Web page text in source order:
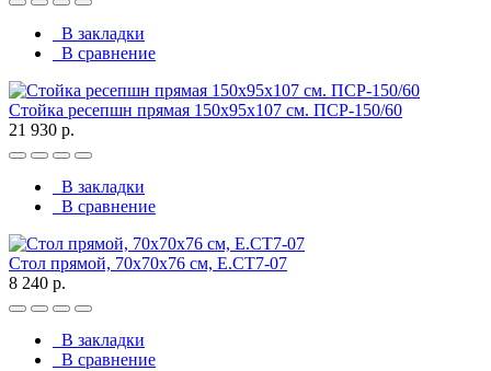
В закладки
В сравнение
Стойка ресепшн прямая 150х95х107 см. ПСР-150/60
21 930 р.
В закладки
В сравнение
Стол прямой, 70x70x76 см, Е.СТ7-07
8 240 р.
В закладки
В сравнение